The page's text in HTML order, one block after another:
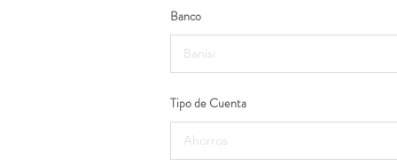
Banco
Tipo de Cuenta